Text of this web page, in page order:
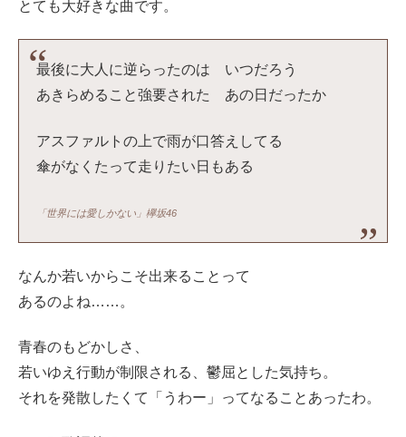
とても大好きな曲です。
最後に大人に逆らったのは いつだろう
あきらめること強要された あの日だったか
アスファルトの上で雨が口答えしてる
傘がなくたって走りたい日もある
「世界には愛しかない」欅坂46
なんか若いからこそ出来ることって
あるのよね……。
青春のもどかしさ、
若いゆえ行動が制限される、鬱屈とした気持ち。
それを発散したくて「うわー」ってなることあったわ。